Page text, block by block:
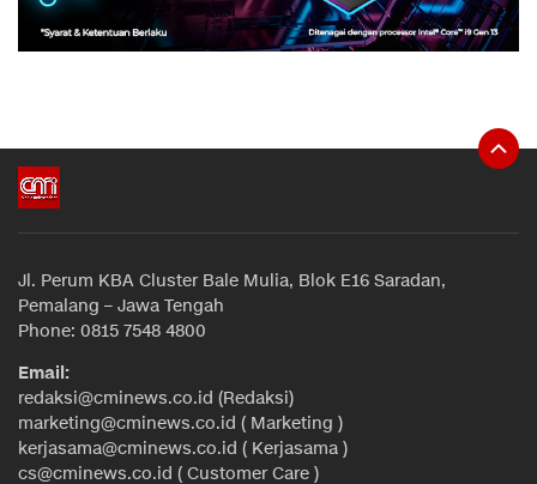
Jl. Perum KBA Cluster Bale Mulia, Blok E16 Saradan,
Pemalang – Jawa Tengah
Phone: 0815 7548 4800
Email:
redaksi@cminews.co.id (Redaksi)
marketing@cminews.co.id ( Marketing )
kerjasama@cminews.co.id ( Kerjasama )
cs@cminews.co.id ( Customer Care )